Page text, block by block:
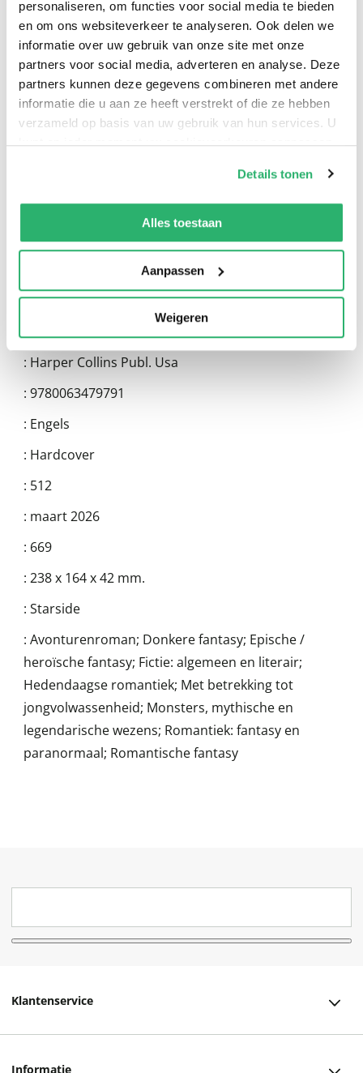
personaliseren, om functies voor social media te bieden
en om ons websiteverkeer te analyseren. Ook delen we
informatie over uw gebruik van onze site met onze
partners voor social media, adverteren en analyse. Deze
partners kunnen deze gegevens combineren met andere
informatie die u aan ze heeft verstrekt of die ze hebben
verzameld op basis van uw gebruik van hun services. U
kunt op ieder moment uw cookievoorkeuren aanpassen
We werken samen met13 derdendie uw gegevens
kunnen ontvangen en verwerken.
Details tonen
Alles toestaan
Aanpassen
Weigeren
0|0
: Harper Collins Publ. Usa
: 9780063479791
: Engels
: Hardcover
: 512
: maart 2026
: 669
: 238 x 164 x 42 mm.
: Starside
: Avonturenroman; Donkere fantasy; Epische /
heroïsche fantasy; Fictie: algemeen en literair;
Hedendaagse romantiek; Met betrekking tot
jongvolwassenheid; Monsters, mythische en
legendarische wezens; Romantiek: fantasy en
paranormaal; Romantische fantasy
Klantenservice
Informatie